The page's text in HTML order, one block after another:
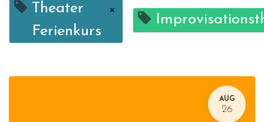
Theater
Ferienkurs
×
AUG
26